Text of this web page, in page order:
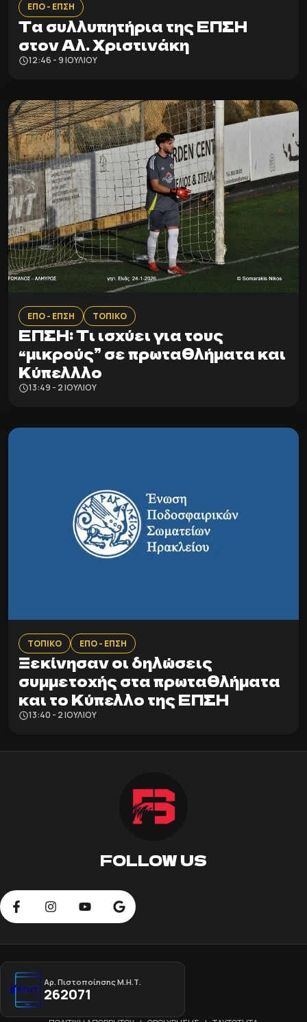
ΕΠΟ - ΕΠΣΗ
Τα συλλυπητήρια της ΕΠΣΗ
στον Αλ. Χριστινάκη
12:46 - 9 ΙΟΥΛΊΟΥ
ΕΠΟ - ΕΠΣΗ ΤΟΠΙΚΟ
ΕΠΣΗ: Τι ισχύει για τους
“μικρούς” σε πρωταθλήματα και
Κύπελλλο
13:49 - 2 ΙΟΥΛΊΟΥ
ΤΟΠΙΚΟ ΕΠΟ - ΕΠΣΗ
Ξεκίνησαν οι δηλώσεις
συμμετοχής στα πρωταθλήματα
και το Κύπελλο της ΕΠΣΗ
13:40 - 2 ΙΟΥΛΊΟΥ
FOLLOW US
Αρ. Πιστοποίησης Μ.Η.Τ.
262071